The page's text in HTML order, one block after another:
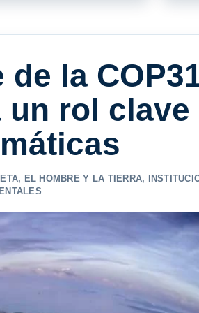
la
rol clave
, EL HOMBRE Y LA TIERRA,